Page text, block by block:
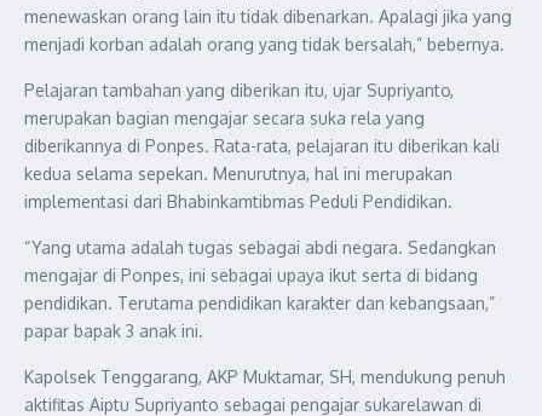
menewaskan orang lain itu tidak dibenarkan. Apalagi jika yang
menjadi korban adalah orang yang tidak bersalah,” bebernya.
Pelajaran tambahan yang diberikan itu, ujar Supriyanto,
merupakan bagian mengajar secara suka rela yang
diberikannya di Ponpes. Rata-rata, pelajaran itu diberikan kali
kedua selama sepekan. Menurutnya, hal ini merupakan
implementasi dari Bhabinkamtibmas Peduli Pendidikan.
“Yang utama adalah tugas sebagai abdi negara. Sedangkan
mengajar di Ponpes, ini sebagai upaya ikut serta di bidang
pendidikan. Terutama pendidikan karakter dan kebangsaan,”
papar bapak 3 anak ini.
Kapolsek Tenggarang, AKP Muktamar, SH, mendukung penuh
aktifitas Aiptu Supriyanto sebagai pengajar sukarelawan di